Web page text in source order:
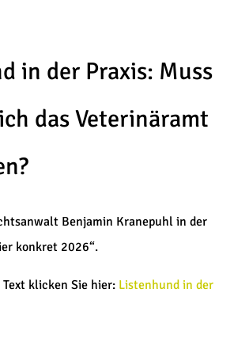
in der Praxis: Muss
das Veterinäramt
Benjamin Kranepuhl in der
konkret 2026“.
klicken Sie hier: Listenhund in der